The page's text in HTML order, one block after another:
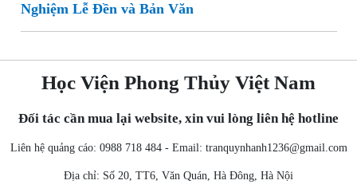
Nghiệm Lễ Đền và Bản Văn
Học Viện Phong Thủy Việt Nam
Đối tác cần mua lại website, xin vui lòng liên hệ hotline
Liên hệ quảng cáo: 0988 718 484 - Email: tranquynhanh1236@gmail.com
Địa chỉ: Số 20, TT6, Văn Quán, Hà Đông, Hà Nội